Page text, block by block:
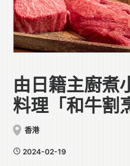
由日籍主廚煮
料理「和牛割
Kappo ODA」
香港
2024-02-19